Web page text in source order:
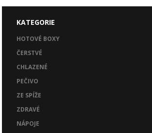
KATEGORIE
HOTOVÉ BOXY
ČERSTVÉ
CHLAZENÉ
PEČIVO
ZE SPÍŽE
ZDRAVÉ
NÁPOJE